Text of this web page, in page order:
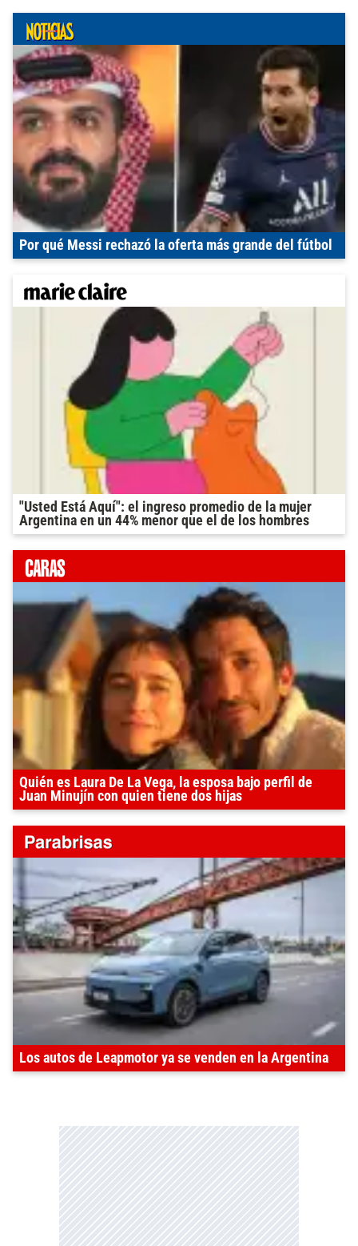
Por qué Messi rechazó la oferta más grande del fútbol
"Usted Está Aquí": el ingreso promedio de la mujer
Argentina en un 44% menor que el de los hombres
Quién es Laura De La Vega, la esposa bajo perfil de
Juan Minujín con quien tiene dos hijas
Los autos de Leapmotor ya se venden en la Argentina